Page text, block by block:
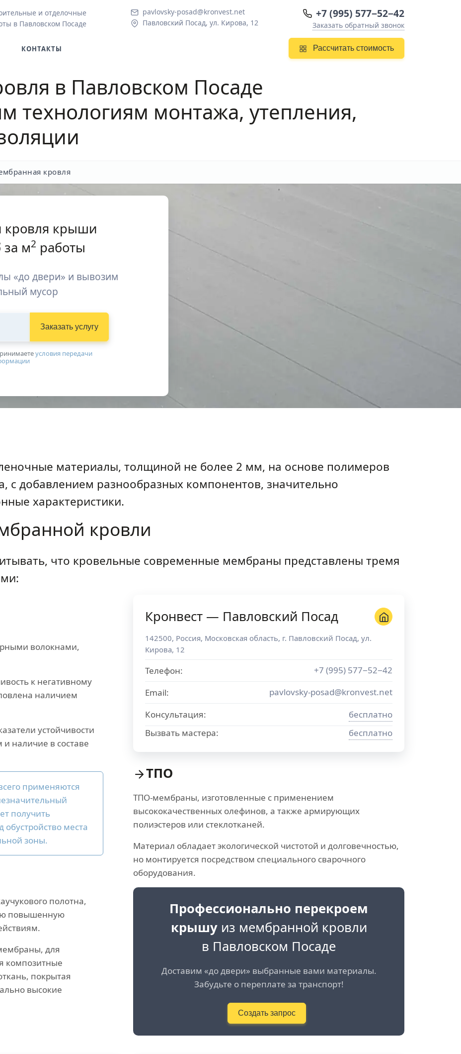
и отделочные
в Павловском Посаде
pavlovsky-posad@kronvest.net
Павловский Посад, ул. Кирова, 12
+7 (995) 577−52−42
Заказать обратный звонок
Рассчитать стоимость
КОНТАКТЫ
в Павловском Посаде
технологиям монтажа, утепления,
кровля
кровля крыши
за м2 работы
«до двери» и вывозим
мусор
Заказать услугу
условия передачи
материалы, толщиной не более 2 мм, на основе полимеров
с добавлением разнообразных компонентов, значительно
характеристики.
кровли
что кровельные современные мембраны представлены тремя
волокнами,
к негативному
наличием
устойчивости
наличие в составе
применяются
получить
обустройство места
зоны.
полотна,
повышенную
для
композитные
покрытая
высокие
Кронвест — Павловский Посад
142500, Россия, Московская область, г. Павловский Посад, ул.
Кирова, 12
Телефон:
+7 (995) 577−52−42
Email:
pavlovsky-posad@kronvest.net
Консультация:
бесплатно
Вызвать мастера:
бесплатно
ТПО
ТПО-мембраны, изготовленные с применением
высококачественных олефинов, а также армирующих
полиэстеров или стеклотканей.
Материал обладает экологической чистотой и долговечностью,
но монтируется посредством специального сварочного
оборудования.
Профессионально перекроем
крышуиз мембранной кровли
в Павловском Посаде
Доставим «до двери» выбранные вами материалы.
Забудьте о переплате за транспорт!
Создать запрос